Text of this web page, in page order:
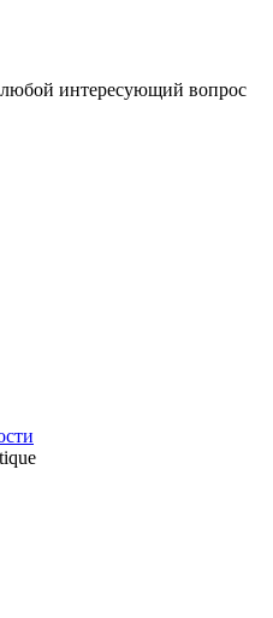
интересующий вопрос